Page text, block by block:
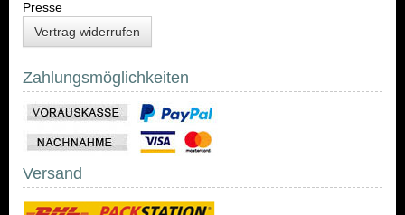
Presse
Vertrag widerrufen
Zahlungsmöglichkeiten
Versand